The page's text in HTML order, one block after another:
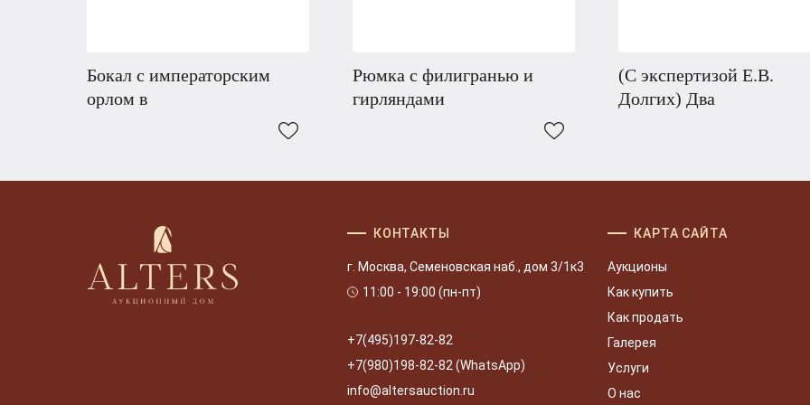
Бокал с императорским
орлом в
Рюмка с филигранью и
гирляндами
(С экспертизой Е.В.
Долгих) Два
КОНТАКТЫ
г. Москва, Семеновская наб., дом 3/1к3
11:00 - 19:00 (пн-пт)
+7(495)197-82-82
+7(980)198-82-82 (WhatsApp)
info@altersauction.ru
КАРТА САЙТА
Аукционы
Как купить
Как продать
Галерея
Услуги
О нас